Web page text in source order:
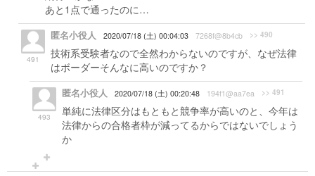
あと1点で通ったのに…
491
匿名小役人 2020/07/18 (土) 00:04:03 7268f@8b4cb >> 490
技術系受験者なので全然わからないのですが、なぜ法律
はボーダーそんなに高いのですか？
493
匿名小役人 2020/07/18 (土) 00:20:48 194f1@aa7ea >> 491
単純に法律区分はもともと競争率が高いのと、今年は
法律からの合格者枠が減ってるからではないでしょう
か